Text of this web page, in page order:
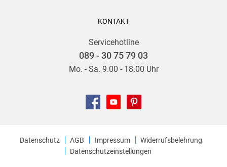
KONTAKT
Servicehotline
089 - 30 75 79 03
Mo. - Sa. 9.00 - 18.00 Uhr
Datenschutz AGB Impressum
Widerrufsbelehrung
Datenschutzeinstellungen